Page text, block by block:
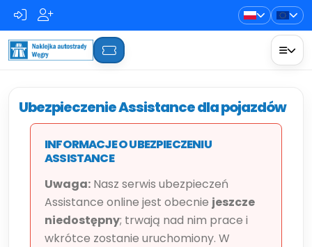
Ubezpieczenie Assistance dla pojazdów
INFORMACJE O UBEZPIECZENIU
ASSISTANCE
Uwaga: Nasz serwis ubezpieczeń
Assistance online jest obecnie jeszcze
niedostępny; trwają nad nim prace i
wkrótce zostanie uruchomiony. W